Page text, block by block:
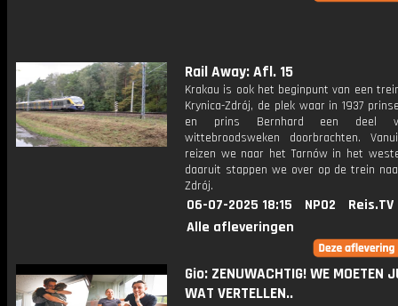
Rail Away: Afl. 15
Krakau is ook het beginpunt van een
Krynica-Zdrój, de plek waar in 1937
en prins Bernhard een deel
wittebroodsweken doorbrachten.
reizen we naar het Tarnów in het
daaruit stappen we over op de trein
Zdrój.
06-07-2025 18:15 NPO2
Reis.TV
Alle afleveringen
Gio: ZENUWACHTIG! WE MOETEN
WAT VERTELLEN..